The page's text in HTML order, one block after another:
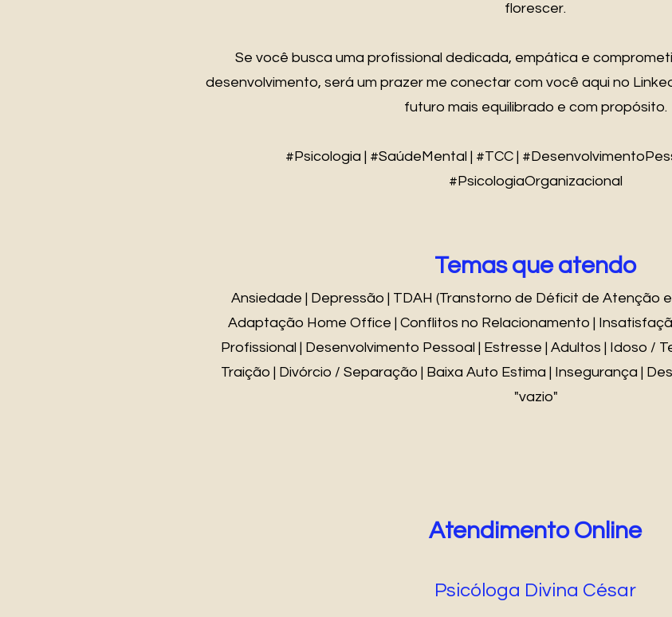
florescer.
Se você busca uma profissional dedicada, empática e
desenvolvimento, será um prazer me conectar com você aqui no
futuro mais equilibrado e com propósito.
#Psicologia | #SaúdeMental | #TCC |
#PsicologiaOrganizacional
Temas que atendo
Ansiedade | Depressão | TDAH (Transtorno de Déficit de Atenção
Adaptação Home Office | Conflitos no Relacionamento |
Profissional | Desenvolvimento Pessoal | Estresse | Adultos | Idoso /
Traição | Divórcio / Separação | Baixa Auto Estima | Insegurança |
"vazio"
Atendimento Online
Psicóloga Divina César